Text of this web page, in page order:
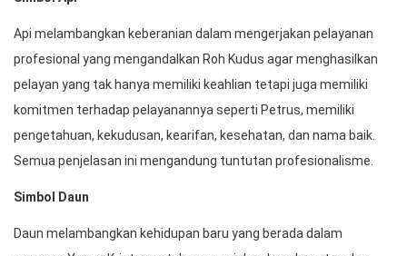
Api melambangkan keberanian dalam mengerjakan pelayanan
profesional yang mengandalkan Roh Kudus agar menghasilkan
pelayan yang tak hanya memiliki keahlian tetapi juga memiliki
komitmen terhadap pelayanannya seperti Petrus, memiliki
pengetahuan, kekudusan, kearifan, kesehatan, dan nama baik.
Semua penjelasan ini mengandung tuntutan profesionalisme.
Simbol Daun
Daun melambangkan kehidupan baru yang berada dalam